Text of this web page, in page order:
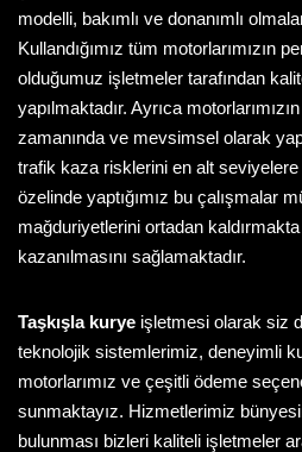
modelli, bakımlı ve donanımlı
Kullandığımız tüm motorlarımızın
olduğumuz işletmeler tarafından
yapılmaktadır. Ayrıca
zamanında ve mevsimsel olarak
trafik kaza risklerini en alt seviyelere
özelinde yaptığımız bu çalışmalar
mağduriyetlerini ortadan
kazanılmasını sağlamaktadır.
Taşkışla kurye işletmesi olarak siz
teknolojik sistemlerimiz, deneyimli
motorlarımız ve çeşitli ödeme
sunmaktayız. Hizmetlerimiz
bulunması bizleri kaliteli işletmeler